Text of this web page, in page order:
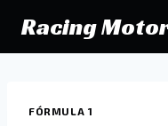
para
o
Racing
FÓRMULA 1